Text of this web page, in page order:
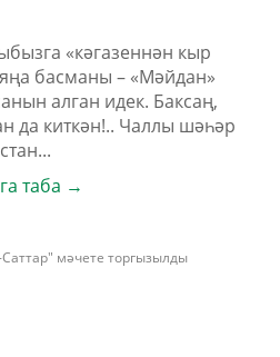
«кәгазеннән кыр
басманы – «Мәйдан»
алган идек. Баксаң,
да киткән!.. Чаллы шәһәр
таба →